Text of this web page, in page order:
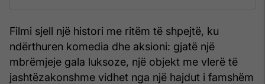
Filmi sjell një histori me ritëm të shpejtë, ku
ndërthuren komedia dhe aksioni: gjatë një
mbrëmjeje gala luksoze, një objekt me vlerë të
jashtëzakonshme vidhet nga një hajdut i famshëm